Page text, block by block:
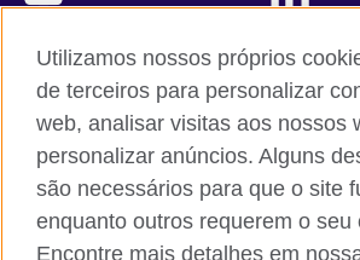
British Council global
Comentários e reclamações
Política de privacidade e termos de uso
Utilizamos nossos próprios
de terceiros para personalizar
web, analisar visitas aos nossos
personalizar anúncios. Alguns
são necessários para que o site
enquanto outros requerem o seu
Encontre mais detalhes em